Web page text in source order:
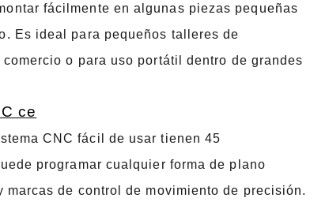
fácilmente en algunas piezas pequeñas
Es ideal para pequeños talleres de
o para uso portátil dentro de grandes
ce
CNC fácil de usar tienen 45
programar cualquier forma de plano
de control de movimiento de precisión.